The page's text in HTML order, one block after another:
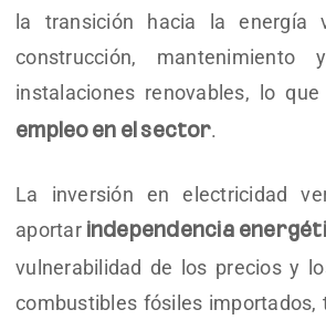
la transición hacia la energía
construcción, mantenimiento
instalaciones renovables, lo que
empleo en el sector.
La inversión en electricidad
aportarindependencia
vulnerabilidad de los precios y
combustibles fósiles importados,